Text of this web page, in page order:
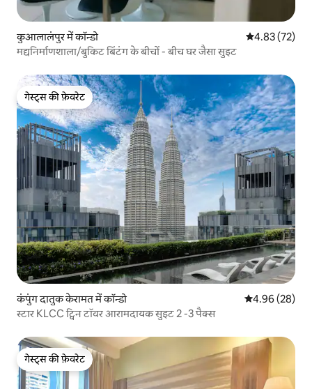
कुआलालंपुर में कॉन्डो औसत रेटिंग 5 में
4.83 (72)
मद्यनिर्माणशाला/बुकिट बिंटंग के बीचों - बीच घर जैसा सुइट
गेस्ट्स की फ़ेवरेट
गेस्ट्स की फ़ेवरेट
कंपुंग दातुक केरामत में कॉन्डो औसत रेटिंग 5 में
4.96 (28)
स्टार KLCC ट्विन टॉवर आरामदायक सुइट 2 -3 पैक्स
गेस्ट्स की फ़ेवरेट
गेस्ट्स की फ़ेवरेट